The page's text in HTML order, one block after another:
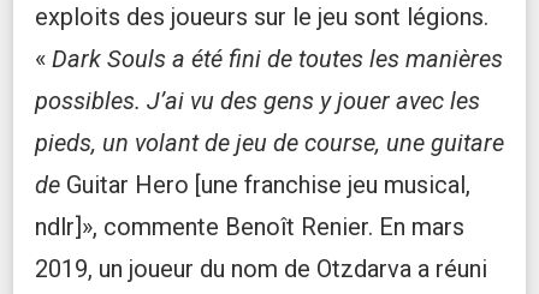
exploits des joueurs sur le jeu sont légions.
« Dark Souls a été fini de toutes les manières
possibles. J’ai vu des gens y jouer avec les
pieds, un volant de jeu de course, une guitare
de Guitar Hero [une franchise jeu musical,
ndlr]», commente Benoît Renier. En mars
2019, un joueur du nom de Otzdarva a réuni